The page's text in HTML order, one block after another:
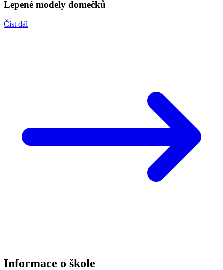
Lepené modely domečků
Číst dál
Informace o škole